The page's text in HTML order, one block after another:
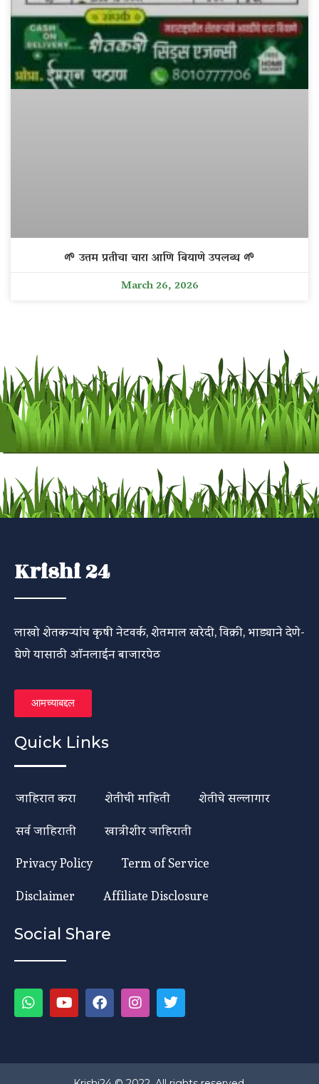
🌱 उत्तम प्रतीचा चारा आणि बियाणे उपलब्ध 🌱
March 26, 2026
Krishi 24
लाखो शेतकऱ्यांच कृषी नेटवर्क, शेतमाल खरेदी, विक्री, भाड्याने देणे-
घेणे यासाठी ऑनलाईन बाजारपेठ
आमच्याबद्दल
Quick Links
जाहिरात करा शेतीची माहिती
शेतीचे सल्लागार
सर्व जाहिराती
खात्रीशीर जाहिराती
Privacy Policy
Term of Service
Disclaimer
Affiliate Disclosure
Social Share